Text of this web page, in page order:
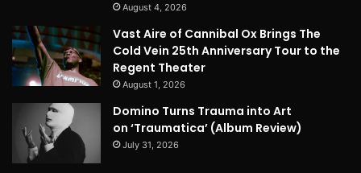
August 4, 2026
Vast Aire of Cannibal Ox Brings The
Cold Vein 25th Anniversary Tour to the
Regent Theater
August 1, 2026
Domino Turns Trauma into Art
on ‘Traumatica’ (Album Review)
July 31, 2026